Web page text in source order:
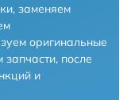
заменяем
оригинальные
после
и